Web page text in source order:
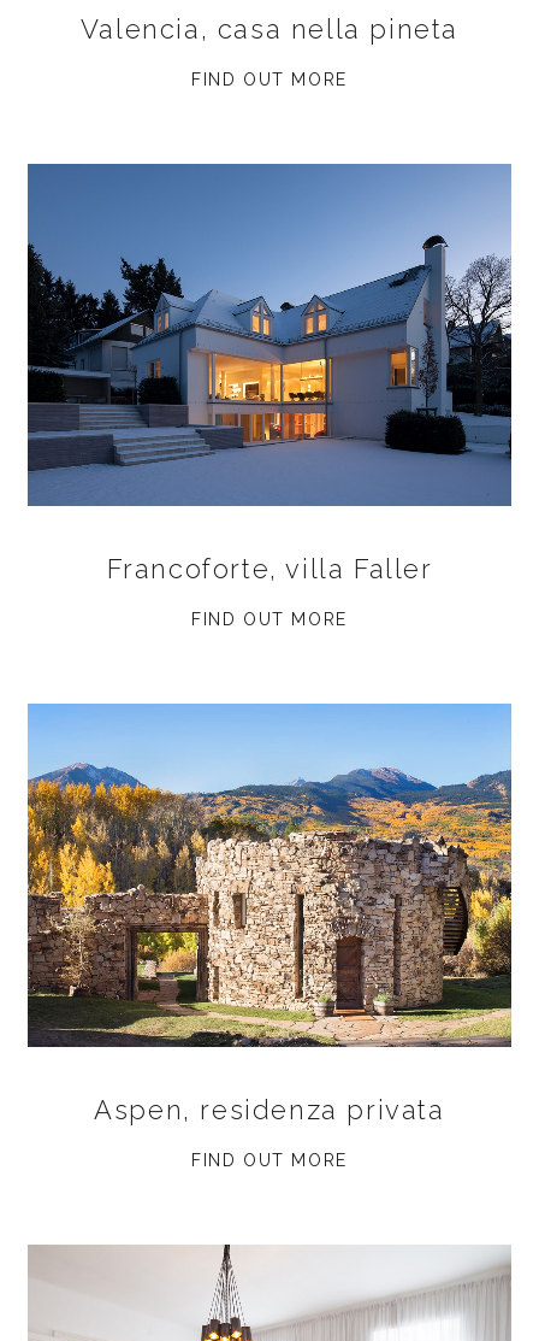
Valencia, casa nella pineta
FIND OUT MORE
Francoforte, villa Faller
FIND OUT MORE
Aspen, residenza privata
FIND OUT MORE